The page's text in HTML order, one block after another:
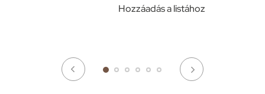
Hozzáadás a listához